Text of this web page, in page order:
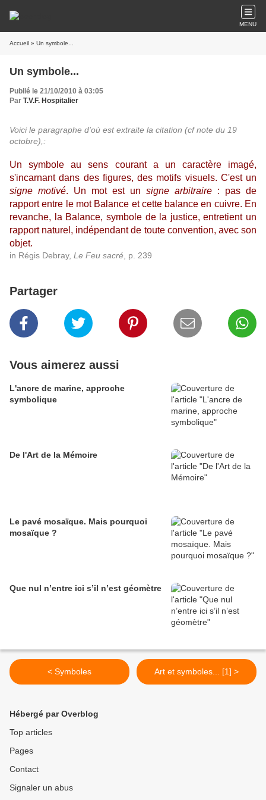
MENU
Accueil » Un symbole...
Un symbole...
Publié le 21/10/2010 à 03:05
Par T.V.F. Hospitalier
Voici le paragraphe d'où est extraite la citation (cf note du 19
octobre),:
Un symbole au sens courant a un caractère imagé,
s'incarnant dans des figures, des motifs visuels. C'est un
signe motivé. Un mot est un signe arbitraire : pas de
rapport entre le mot Balance et cette balance en cuivre. En
revanche, la Balance, symbole de la justice, entretient un
rapport naturel, indépendant de toute convention, avec son
objet.
in Régis Debray, Le Feu sacré , p. 239
Partager
Vous aimerez aussi
L'ancre de marine, approche
symbolique
De l'Art de la Mémoire
Le pavé mosaïque. Mais pourquoi
mosaïque ?
Que nul n’entre ici s’il n’est géomètre
< Symboles Art et symboles... [1] >
Hébergé par Overblog
Top articles
Pages
Contact
Signaler un abus